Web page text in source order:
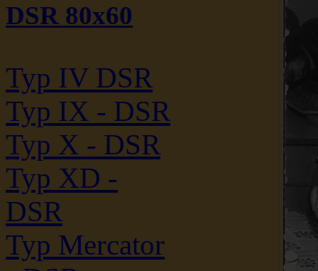
DSR 80x60
Typ IV DSR
Typ IX - DSR
Typ X - DSR
Typ XD -
DSR
Typ Mercator